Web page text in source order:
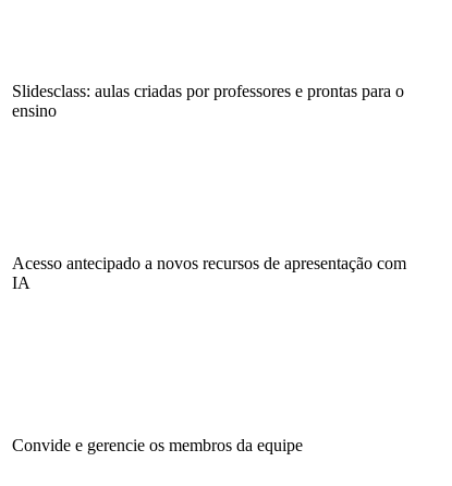
Slidesclass: aulas criadas por professores e prontas para o
ensino
Acesso antecipado a novos recursos de apresentação com
IA
Convide e gerencie os membros da equipe